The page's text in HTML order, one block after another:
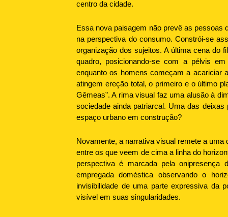
centro da cidade.
Essa nova paisagem não prevê as pessoas
na perspectiva do consumo. Constrói-se
organização dos sujeitos. A última cena do
quadro, posicionando-se com a pélvis
enquanto os homens começam a acariciar
atingem ereção total, o primeiro e o último
Gêmeas”. A rima visual faz uma alusão à
sociedade ainda patriarcal. Uma das
espaço urbano em construção?
Novamente, a narrativa visual remete a
entre os que veem de cima a linha do
perspectiva é marcada pela onipresença
empregada doméstica observando o
invisibilidade de uma parte expressiva da
visível em suas singularidades.